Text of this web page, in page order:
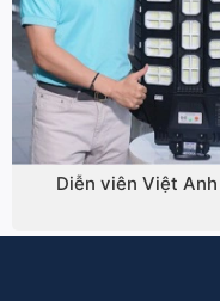
Diễn viên Việt Anh